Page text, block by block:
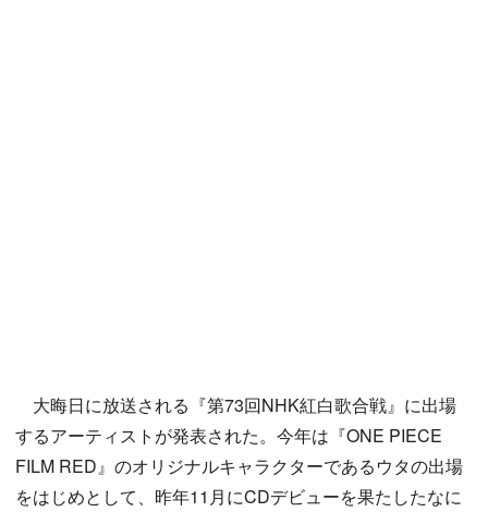
大晦日に放送される『第73回NHK紅白歌合戦』に出場
するアーティストが発表された。今年は『ONE PIECE
FILM RED』のオリジナルキャラクターであるウタの出場
をはじめとして、昨年11月にCDデビューを果たしたなに